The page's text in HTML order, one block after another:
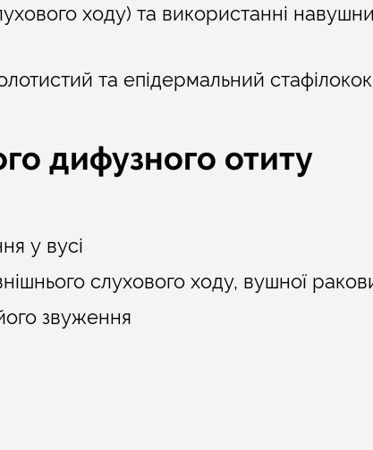
ходу) та використанні
та епідермальний
дифузного отиту
у вусі
слухового ходу, вушної
звуження